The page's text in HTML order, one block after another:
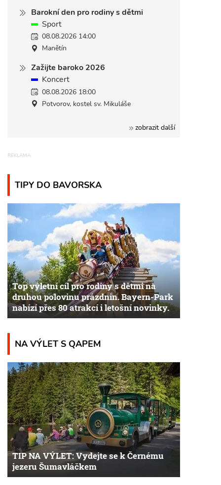
Barokní den pro rodiny s dětmi
Sport
08.08.2026 14:00
Manětín
Zažijte baroko 2026
Koncert
08.08.2026 18:00
Potvorov, kostel sv. Mikuláše
zobrazit další
TIPY DO BAVORSKA
Top výletní cíl pro rodiny s dětmi na
druhou polovinu prázdnin. Bayern-Park
nabízí přes 80 atrakcí i letošní novinky.
NA VÝLET S QAPEM
TIP NA VÝLET: Vydejte se k Černému
jezeru Šumavláčkem